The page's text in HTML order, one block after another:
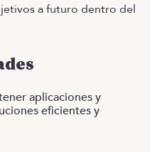
a futuro dentro del
aplicaciones y
eficientes y